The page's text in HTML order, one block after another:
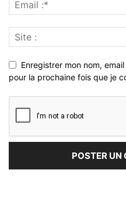
Enregistrer mon nom,
pour la prochaine fois que je